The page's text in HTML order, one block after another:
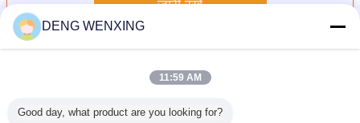
जारी रखें
अधिकखुदाई फिल्टर
DENG WENXING
11:59 AM
Good day, what product are you looking for?